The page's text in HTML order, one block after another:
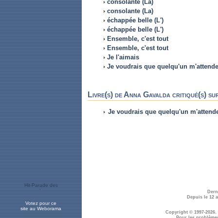
consolante (La)
consolante (La)
échappée belle (L')
échappée belle (L')
Ensemble, c'est tout
Ensemble, c'est tout
Je l'aimais
Je voudrais que quelqu'un
Livre(s) de Anna Gavalda critiqué(s)
Je voudrais que quelqu'un
Votez pour ce
site au Weborama
Depuis le 12
Copyright © 1997-2026.